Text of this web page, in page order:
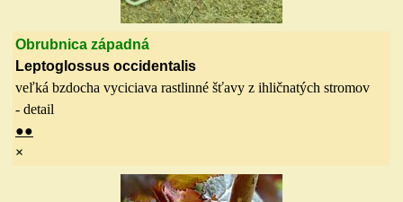
Obrubnica západná
Leptoglossus occidentalis
veľká bzdocha vyciciava rastlinné šťavy z ihličnatých stromov
- detail
●●
×